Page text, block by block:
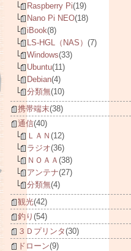
Raspberry Pi(19)
Nano Pi NEO(18)
iBook(8)
LS-HGL（NAS） (7)
Windows(33)
Ubuntu(11)
Debian(4)
分類無(10)
携帯端末(38)
通信(40)
ＬＡＮ (12)
ラジオ(36)
ＮＯＡＡ (38)
アンテナ(27)
分類無(4)
観光(42)
釣り (54)
３Ｄプリンタ(30)
ドローン(9)